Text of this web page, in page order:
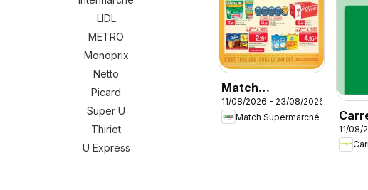
Match
Supermarché
catalogue
11/08/2026 - 23/08/2026
Match Supermarché
11/08/
LIDL
METRO
Monoprix
Netto
Picard
Super U
Thiriet
U Express